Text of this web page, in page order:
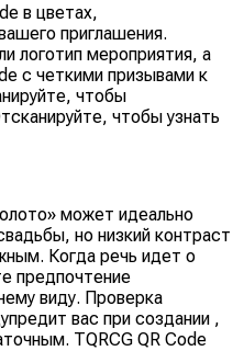
в цветах,
приглашения.
логотип мероприятия, а
с четкими призывами к
чтобы
чтобы узнать
может идеально
но низкий контраст
Когда речь идет о
предпочтение
виду. Проверка
вас при создании ,
TQRCG QR Code